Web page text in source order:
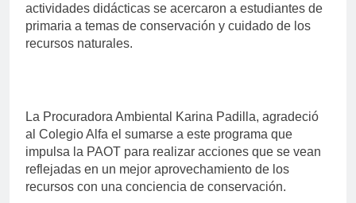
actividades didácticas se acercaron a estudiantes de
primaria a temas de conservación y cuidado de los
recursos naturales.
La Procuradora Ambiental Karina Padilla, agradeció
al Colegio Alfa el sumarse a este programa que
impulsa la PAOT para realizar acciones que se vean
reflejadas en un mejor aprovechamiento de los
recursos con una conciencia de conservación.